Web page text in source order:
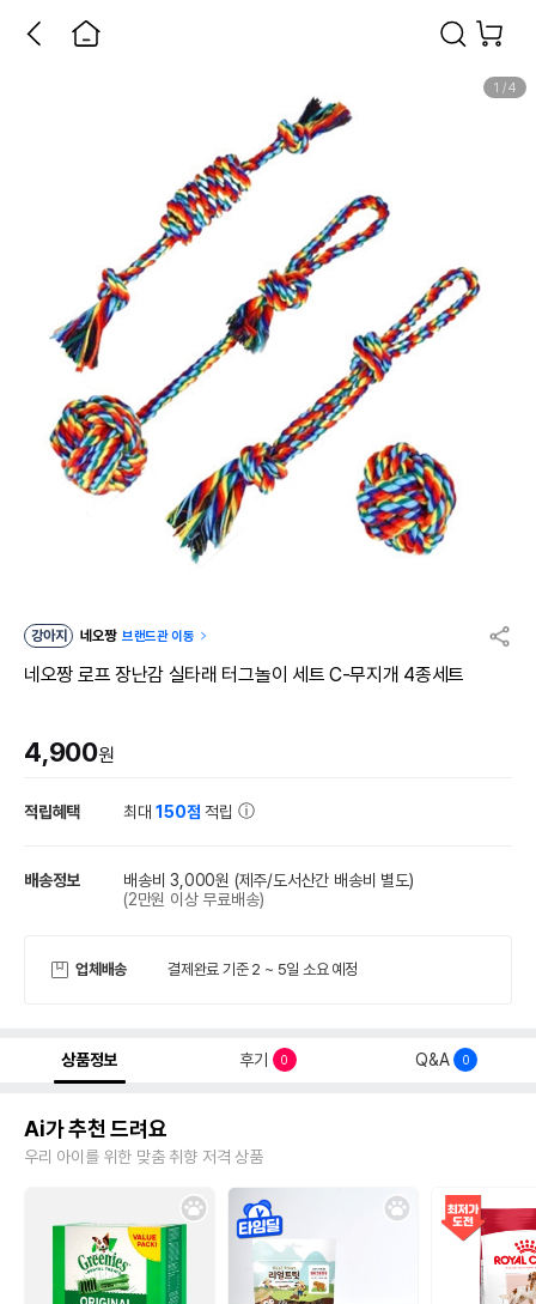
1 /4
강아지 네오짱 브랜드관 이동
네오짱 로프 장난감 실타래 터그놀이 세트 C-무지개 4종세트
4,900원
적립혜택 최대150점 적립
배송정보 배송비 3,000원 (제주/도서산간 배송비 별도)
(2만원 이상 무료배송)
업체배송 결제완료 기준 2 ~ 5일 소요 예정
상품정보 후기 0 Q&A 0
Ai가 추천 드려요
우리 아이를 위한 맞춤 취향 저격 상품